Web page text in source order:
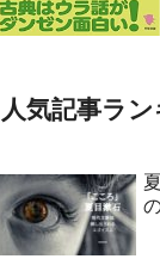
人気記事ラ